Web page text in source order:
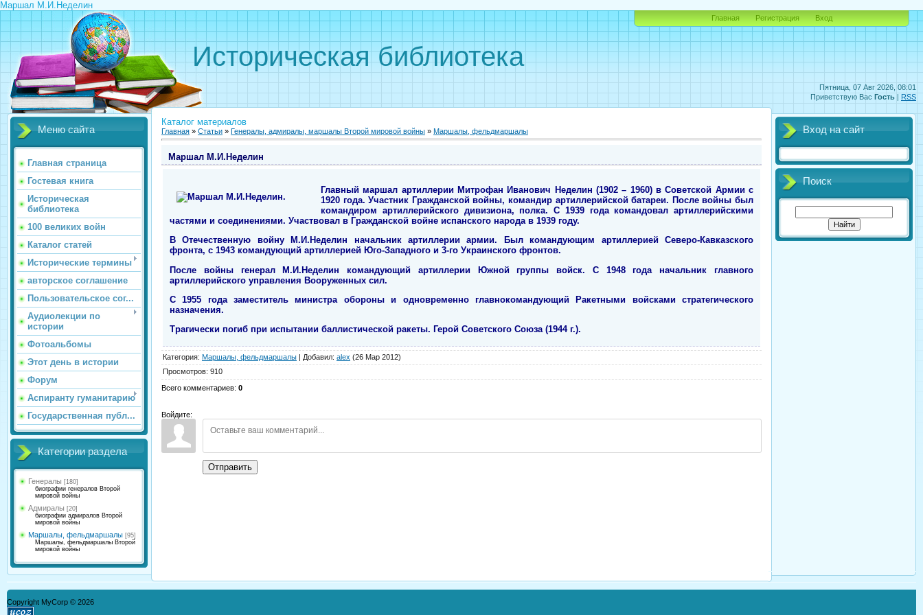
Маршал М.И.Неделин
Пятница, 07 Авг 2026, 08:01
Приветствую Вас Гость | RSS
Историческая библиотека
Главная Регистрация Вход
Меню сайта
Главная страница
Гостевая книга
Историческая
библиотека
100 великих войн
Каталог статей
Исторические термины
авторское соглашение
Пользовательское сог...
Аудиолекции по
истории
Фотоальбомы
Этот день в истории
Форум
Аспиранту гуманитарию
Государственная публ...
Категории раздела
Генералы [180]
биографии генералов Второй
мировой войны
Адмиралы [20]
биографии адмиралов Второй
мировой войны
Маршалы, фельдмаршалы [95]
Маршалы, фельдмаршалы Второй
мировой войны
Каталог материалов
Главная » Статьи » Генералы, адмиралы, маршалы Второй мировой войны » Маршалы, фельдмаршалы
Маршал М.И.Неделин
Главный маршал артиллерии Митрофан Иванович Неделин (1902 – 1960) в Советской Армии с
1920 года. Участник Гражданской войны, командир артиллерийской батареи. После войны был
командиром артиллерийского дивизиона, полка. С 1939 года командовал артиллерийскими
частями и соединениями. Участвовал в Гражданской войне испанского народа в 1939 году.
В Отечественную войну М.И.Неделин начальник артиллерии армии. Был командующим артиллерией Северо-Кавказского
фронта, с 1943 командующий артиллерией Юго-Западного и 3-го Украинского фронтов.
После войны генерал М.И.Неделин командующий артиллерии Южной группы войск. С 1948 года начальник главного
артиллерийского управления Вооруженных сил.
С 1955 года заместитель министра обороны и одновременно главнокомандующий Ракетными войсками стратегического
назначения.
Трагически погиб при испытании баллистической ракеты. Герой Советского Союза (1944 г.).
Категория: Маршалы, фельдмаршалы | Добавил: alex (26 Мар 2012)
Просмотров: 910
Всего комментариев: 0
Войдите:
Отправить
Вход на сайт
Поиск
Copyright MyCorp © 2026